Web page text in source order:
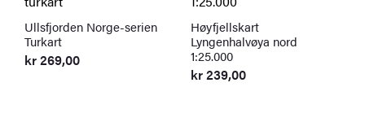
Ullsfjorden Norge-serien
Turkart
kr269,00
Høyfjellskart
Lyngenhalvøya nord
1:25.000
kr239,00